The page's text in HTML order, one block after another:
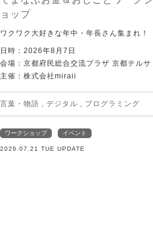
ョップ
ワクワク大好きな年中・年長さん集まれ！
日時：2026年8月7日
会場：京都府民総合交流プラザ 京都テルサ
主催：株式会社miraii
言葉・物語 デジタル プログラミング
ワークショップ イベント
2026.07.21 TUE UPDATE